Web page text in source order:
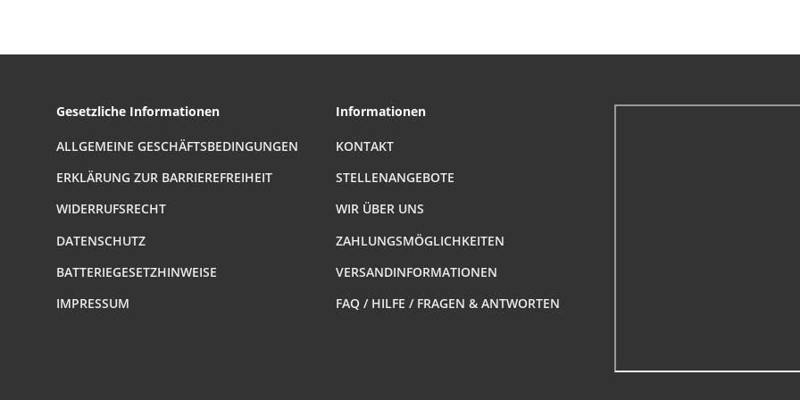
Gesetzliche Informationen
ALLGEMEINE GESCHÄFTSBEDINGUNGEN
ERKLÄRUNG ZUR BARRIEREFREIHEIT
WIDERRUFSRECHT
DATENSCHUTZ
BATTERIEGESETZHINWEISE
IMPRESSUM
Informationen
KONTAKT
STELLENANGEBOTE
WIR ÜBER UNS
ZAHLUNGSMÖGLICHKEITEN
VERSANDINFORMATIONEN
FAQ / HILFE / FRAGEN & ANTWORTEN